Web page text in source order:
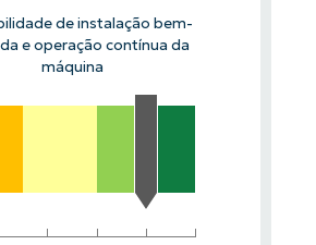
de instalação bem-
e operação contínua da
máquina